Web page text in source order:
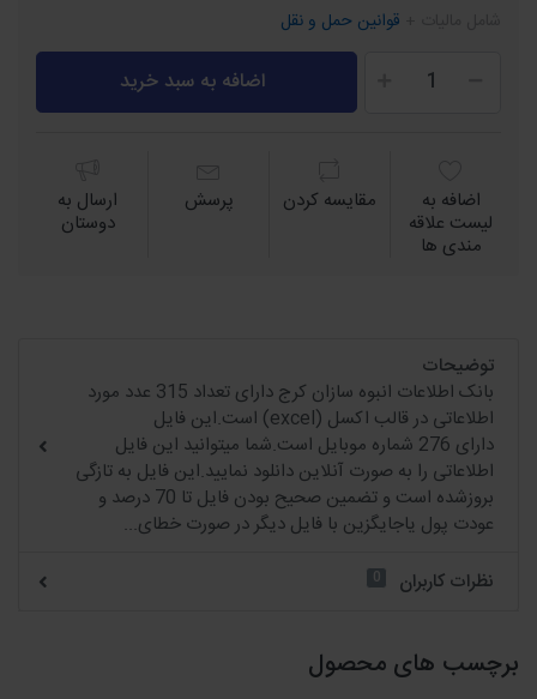
قوانین حمل و نقل
اضافه به سبد خرید
اضافه به
لیست علاقه
مندی ها
مقايسه كردن پرسش ارسال به
دوستان
توضیحات
بانک اطلاعات انبوه سازان کرج دارای تعداد 315 عدد مورد
اطلاعاتی در قالب اکسل (excel) است.این فایل
دارای 276 شماره موبایل است.شما میتوانید این فایل
اطلاعاتی را به صورت آنلاین دانلود نمایید.این فایل به تازگی
بروزشده است و تضمین صحیح بودن فایل تا 70 درصد و
عودت پول یاجایگزین با فایل دیگر در صورت خطای...
نظرات کاربران
0
برچسب های محصول